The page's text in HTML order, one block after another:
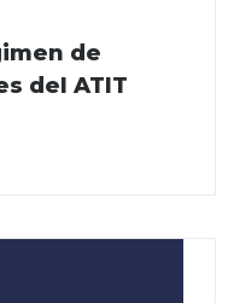
de
del ATIT